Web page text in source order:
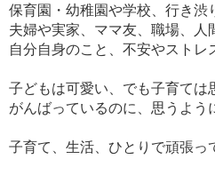
保育園・幼稚園や学校、行き渋
夫婦や実家、ママ友、職場、人
自分自身のこと、不安やストレ
子どもは可愛い、でも子育ては
がんばっているのに、思うよう
子育て、生活、ひとりで頑張っ